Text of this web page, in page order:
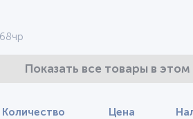
Показать все товары в этом
Количество Цена